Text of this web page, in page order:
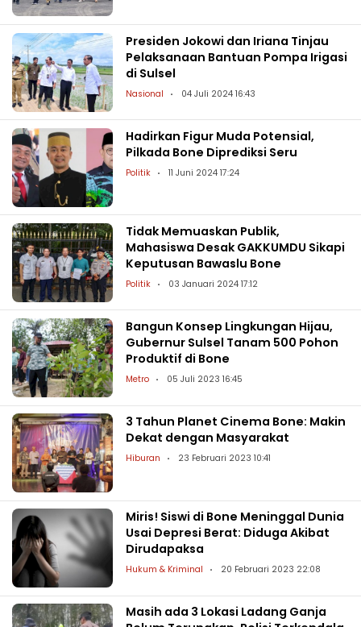
Presiden Jokowi dan Iriana Tinjau
Pelaksanaan Bantuan Pompa Irigasi
di Sulsel
Nasional 04 Juli 2024 16:43
Hadirkan Figur Muda Potensial,
Pilkada Bone Diprediksi Seru
Politik 11 Juni 2024 17:24
Tidak Memuaskan Publik,
Mahasiswa Desak GAKKUMDU Sikapi
Keputusan Bawaslu Bone
Politik 03 Januari 2024 17:12
Bangun Konsep Lingkungan Hijau,
Gubernur Sulsel Tanam 500 Pohon
Produktif di Bone
Metro 05 Juli 2023 16:45
3 Tahun Planet Cinema Bone: Makin
Dekat dengan Masyarakat
Hiburan 23 Februari 2023 10:41
Miris! Siswi di Bone Meninggal Dunia
Usai Depresi Berat: Diduga Akibat
Dirudapaksa
Hukum & Kriminal 20 Februari 2023 22:08
Masih ada 3 Lokasi Ladang Ganja